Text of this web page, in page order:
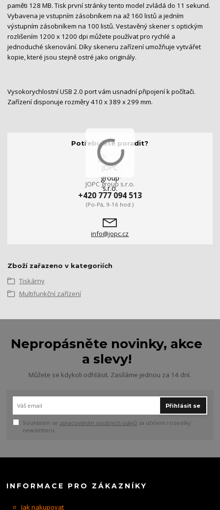
paměti 128 MB. Tisk první stránky tento model zvládá do 11 sekund.
Vybavena je vstupním zásobníkem na až 160 listů a jedním
výstupním zásobníkem na 100 listů. Vestavěný skener s optickým
rozlišením 1200 x 1200 dpi můžete používat pro rychlé a
jednoduché skenování. Díky skeneru zařízení umožňuje vytvářet
kopie, které jsou stejně ostré jako originály.
Vysokorychlostní USB 2.0 port vám usnadní připojení k počítači.
Zařízení disponuje rozměry 410 x 389 x 299 mm.
Potřebujete poradit?
JOPC group s.r.o.
+420 777 094 513
(Po-Pá, 9-16 hod.)
info@jopc.cz
Zboží zařazeno v kategoriích
Tiskárny
Multifunkční zařízení
Nepropásněte novinky, akce
a slevy!
Můžete se kdykoli odhlásit. Zasíláme jednou za 14 dní.
Přihlásit se
Souhlasím se zpracováním osobních údajů za účelem rozesílky
newsletteru.
INFORMACE PRO ZÁKAZNÍKY
Jak nakupovat